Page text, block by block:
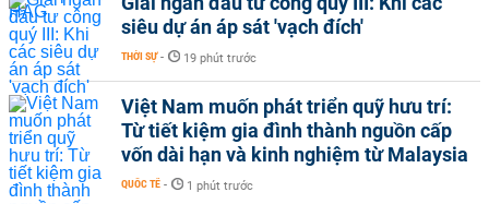
siêu dự án áp sát 'vạch đích'
THỜI SỰ - 19 phút trước
Việt Nam muốn phát triển quỹ hưu trí:
Từ tiết kiệm gia đình thành nguồn cấp
vốn dài hạn và kinh nghiệm từ Malaysia
QUỐC TẾ - 1 phút trước